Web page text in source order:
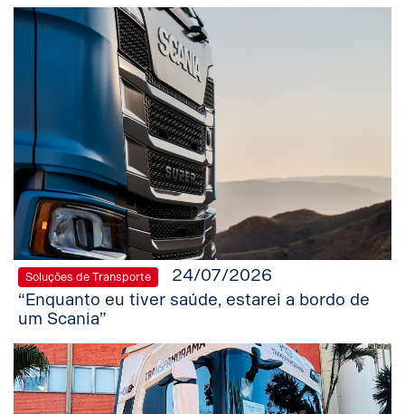
Soluções de Transporte
24/07/2026
“Enquanto eu tiver saúde, estarei a bordo de
um Scania”